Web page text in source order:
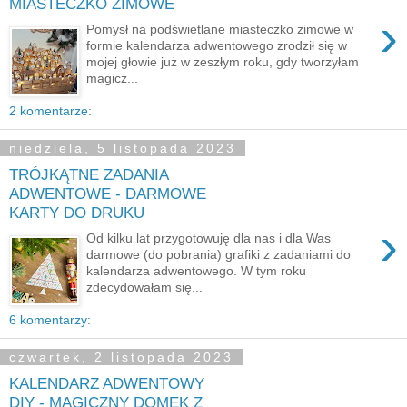
›
Pomysł na podświetlane miasteczko zimowe w
formie kalendarza adwentowego zrodził się w
mojej głowie już w zeszłym roku, gdy tworzyłam
magicz...
2 komentarze:
niedziela, 5 listopada 2023
TRÓJKĄTNE ZADANIA
ADWENTOWE - DARMOWE
KARTY DO DRUKU
›
Od kilku lat przygotowuję dla nas i dla Was
darmowe (do pobrania) grafiki z zadaniami do
kalendarza adwentowego. W tym roku
zdecydowałam się...
6 komentarzy:
czwartek, 2 listopada 2023
KALENDARZ ADWENTOWY
DIY - MAGICZNY DOMEK Z